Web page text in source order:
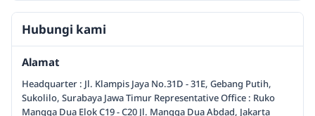
Hubungi kami
Alamat
Headquarter : Jl. Klampis Jaya No.31D - 31E, Gebang Putih,
Sukolilo, Surabaya Jawa Timur Representative Office : Ruko
Mangga Dua Elok C19 - C20 Jl. Mangga Dua Abdad, Jakarta